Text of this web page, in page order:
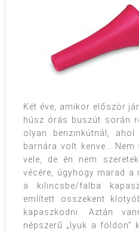
Két éve, amikor először
húsz órás buszút során
olyan benzinkútnál,
barnára volt kenve…
vele, de én nem
vécére, úgyhogy marad a
a kilincsbe/falba
említett összekent
kapaszkodni. Aztán
népszerű „lyuk a földön”